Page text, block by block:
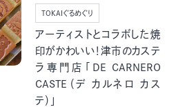
CLOSE
TOKAIぐるめぐり
アーティストとコラボした焼
印がかわいい！津市のカステ
ラ専門店「DE CARNERO
CASTE（デ カルネロ カス
テ）」